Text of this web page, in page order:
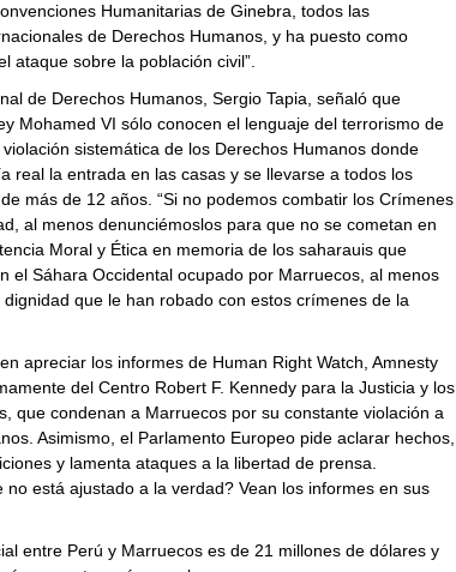
Humanitarias de Ginebra, todos las
de Derechos Humanos, y ha puesto como
ataque sobre la población civil”.
de Derechos Humanos, Sergio Tapia, señaló que
Mohamed VI sólo conocen el lenguaje del terrorismo de
sistemática de los Derechos Humanos donde
real la entrada en las casas y se llevarse a todos los
más de 12 años. “Si no podemos combatir los Crímenes
al menos denunciémoslos para que no se cometan en
Moral y Ética en memoria de los saharauis que
el Sáhara Occidental ocupado por Marruecos, al menos
que le han robado con estos crímenes de la
apreciar los informes de Human Right Watch, Amnesty
del Centro Robert F. Kennedy para la Justicia y los
que condenan a Marruecos por su constante violación a
Asimismo, el Parlamento Europeo pide aclarar hechos,
y lamenta ataques a la libertad de prensa.
no está ajustado a la verdad? Vean los informes en sus
entre Perú y Marruecos es de 21 millones de dólares y